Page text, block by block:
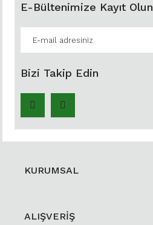
E-Bültenimize Kayıt Olun
Bizi Takip Edin
KURUMSAL
ALIŞVERİŞ